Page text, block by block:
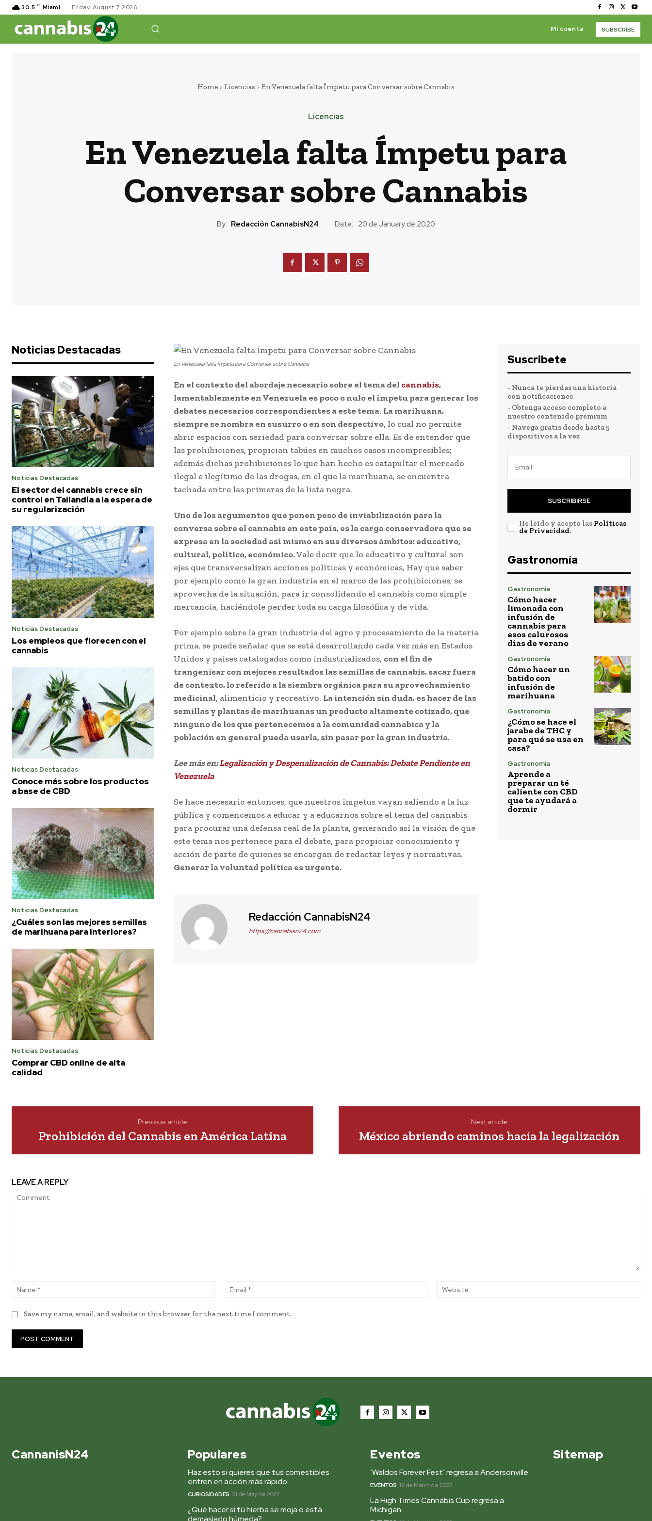
30.5 C Miami Friday, August 7, 2026
Mi cuenta SUBSCRIBE
Home Licencias En Venezuela falta Ímpetu para Conversar sobre Cannabis
Licencias
En Venezuela falta Ímpetu para
Conversar sobre Cannabis
By: Redacción CannabisN24 Date: 20 de January de 2020
Noticias Destacadas
Noticias Destacadas
El sector del cannabis crece sin
control en Tailandia a la espera de
su regularización
Noticias Destacadas
Los empleos que florecen con el
cannabis
Noticias Destacadas
Conoce más sobre los productos
a base de CBD
Noticias Destacadas
¿Cuáles son las mejores semillas
de marihuana para interiores?
Noticias Destacadas
Comprar CBD online de alta
calidad
En Venezuela falta Ímpetu para Conversar sobre Cannabis
En el contexto del abordaje necesario sobre el tema del cannabis,
lamentablemente en Venezuela es poco o nulo el ímpetu para generar los
debates necesarios correspondientes a este tema. La marihuana,
siempre se nombra en susurro o en son despectivo, lo cual no permite
abrir espacios con seriedad para conversar sobre ella. Es de entender que
las prohibiciones, propician tabúes en muchos casos incompresibles;
además dichas prohibiciones lo que han hecho es catapultar el mercado
ilegal e ilegítimo de las drogas, en el que la marihuana, se encuentra
tachada entre las primeras de la lista negra.
Uno de los argumentos que ponen peso de inviabilización para la
conversa sobre el cannabis en este país, es la carga conservadora que se
expresa en la sociedad así mismo en sus diversos ámbitos: educativo,
cultural, político, económico.Vale decir que lo educativo y cultural son
ejes que transversalizan acciones políticas y económicas, Hay que saber
por ejemplo como la gran industria en el marco de las prohibiciones; se
aprovecha de la situación, para ir consolidando el cannabis como simple
mercancía, haciéndole perder toda su carga filosófica y de vida.
Por ejemplo sobre la gran industria del agro y procesamiento de la materia
prima, se puede señalar que se está desarrollando cada vez más en Estados
Unidos y países catalogados como industrializados, con el fin de
trangenisar con mejores resultados las semillas de cannabis, sacar fuera
de contexto, lo referido a la siembra orgánica para su aprovechamiento
medicinal, alimenticio y recreativo. La intención sin duda, es hacer de las
semillas y plantas de marihuanas un producto altamente cotizado, que
ninguno de los que pertenecemos a la comunidad cannabica y la
población en general pueda usarla, sin pasar por la gran industria.
Lee más en:Legalización y Despenalización de Cannabis: Debate Pendiente en
Venezuela
Se hace necesario entonces, que nuestros ímpetus vayan saliendo a la luz
pública y comencemos a educar y a educarnos sobre el tema del cannabis
para procurar una defensa real de la planta, generando así la visión de que
este tema nos pertenece para el debate, para propiciar conocimiento y
acción de parte de quienes se encargan de redactar leyes y normativas.
Generar la voluntad política es urgente.
Redacción CannabisN24
https://cannabisn24.com
Suscribete
- Nunca te pierdas una historia
con notificaciones
- Obtenga acceso completo a
nuestro contenido premium
- Navega gratis desde hasta 5
dispositivos a la vez
SUSCRIBIRSE
He leído y acepto las Políticas
de Privacidad.
Gastronomía
Gastronomía
Cómo hacer
limonada con
infusión de
cannabis para
esos calurosos
días de verano
Gastronomía
Cómo hacer un
batido con
infusión de
marihuana
Gastronomía
¿Cómo se hace el
jarabe de THC y
para qué se usa en
casa?
Gastronomía
Aprende a
preparar un té
caliente con CBD
que te ayudará a
dormir
Previous article
Prohibición del Cannabis en América Latina
Next article
México abriendo caminos hacia la legalización
LEAVE A REPLY
Name:*
Email:*
Save my name, email, and website in this browser for the next time I comment.
CannanisN24 Populares
Haz esto si quieres que tus comestibles
entren en acción más rápido
CURIOSIDADES 31 de May de 2022
¿Qué hacer si tú hierba se moja o está
demasiado húmeda?
Eventos
‘Waldos Forever Fest’ regresa a Andersonville
EVENTOS 16 de March de 2022
La High Times Cannabis Cup regresa a
Michigan
Sitemap